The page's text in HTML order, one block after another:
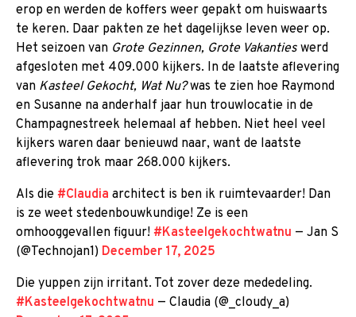
erop en werden de koffers weer gepakt om huiswaarts
te keren. Daar pakten ze het dagelijkse leven weer op.
Het seizoen van Grote Gezinnen, Grote Vakanties werd
afgesloten met 409.000 kijkers. In de laatste aflevering
van Kasteel Gekocht, Wat Nu?was te zien hoe Raymond
en Susanne na anderhalf jaar hun trouwlocatie in de
Champagnestreek helemaal af hebben. Niet heel veel
kijkers waren daar benieuwd naar, want de laatste
aflevering trok maar 268.000 kijkers.
Als die #Claudia architect is ben ik ruimtevaarder! Dan
is ze weet stedenbouwkundige! Ze is een
omhooggevallen figuur! #Kasteelgekochtwatnu — Jan S
(@Technojan1) December 17, 2025
Die yuppen zijn irritant. Tot zover deze mededeling.
#Kasteelgekochtwatnu — Claudia (@_cloudy_a)